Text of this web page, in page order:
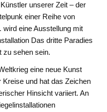
unserer Zeit – der
einer Reihe von
wird eine Ausstellung mit
Das dritte Paradies
zu sehen sein.
eine neue Kunst
und hat das Zeichen
Hinsicht variiert. An